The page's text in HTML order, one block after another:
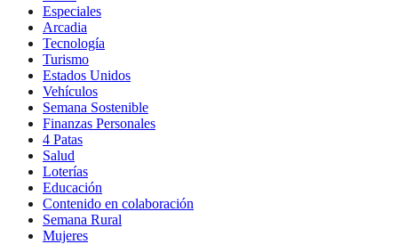
Especiales
Arcadia
Tecnología
Turismo
Estados Unidos
Vehículos
Semana Sostenible
Finanzas Personales
4 Patas
Salud
Loterías
Educación
Contenido en colaboración
Semana Rural
Mujeres